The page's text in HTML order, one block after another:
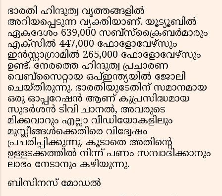
ഭാരതി ഹിന്ദുത്വ വൃത്തങ്ങളില്‍
അറിയപ്പെടുന്ന വ്യക്തിയാണ്. യൂട്യൂബില്‍
ഏകദേശം 639,000 സബ്സ്‌ക്രൈബര്‍മാരും
എക്സില്‍ 447,000 ഫോളോവേഴ്സും
ഇന്‍സ്റ്റാഗ്രാമില്‍ 265,000 ഫോളോവേഴ്സും
ഉണ്ട്. നേരത്തെ ഹിന്ദുത്വ പ്രചാരണ
വെബ്സൈറ്റായ ഒപ്ഇന്ത്യയില്‍ ജോലി
ചെയ്തിരുന്നു. ഭാരതിയുടേതിന് സമാനമായ
ഒരു ഓപ്പറേഷന്‍ ആണ് കുപ്രസിദ്ധമായ
സുദര്‍ശന്‍ ടിവി ചാനല്‍, അവരുടെ
മിക്കവാറും എല്ലാ വീഡിയോകളിലും
മുസ്ലീങ്ങള്‍ക്കെതിരെ വിദ്വേഷം
പ്രചരിപ്പിക്കുന്നു. കൂടാതെ അതിന്റെ
ഉള്ളടക്കത്തില്‍ നിന്ന് പണം സമ്പാദിക്കാനും
ലാഭം നേടാനും കഴിയുന്നു.
ബിസിനസ് മോഡല്‍